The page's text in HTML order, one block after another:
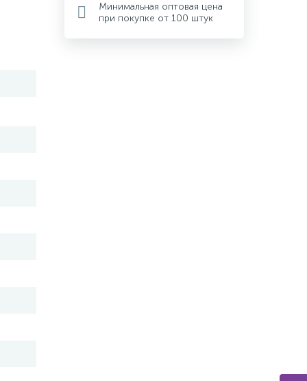
Минимальная оптовая цена
при покупке от 100 штук